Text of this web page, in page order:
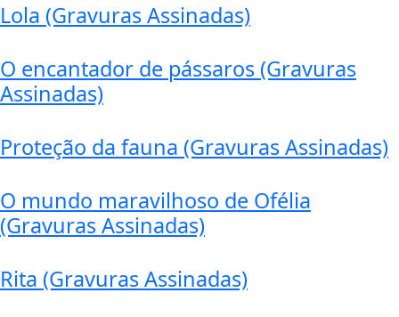
Lola (Gravuras Assinadas)
O encantador de pássaros (Gravuras
Assinadas)
Proteção da fauna (Gravuras Assinadas)
O mundo maravilhoso de Ofélia
(Gravuras Assinadas)
Rita (Gravuras Assinadas)